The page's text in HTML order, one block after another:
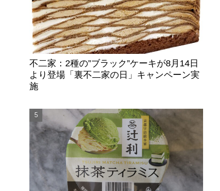
不二家：2種の”ブラック”ケーキが8月14日
より登場「裏不二家の日」キャンペーン実
施